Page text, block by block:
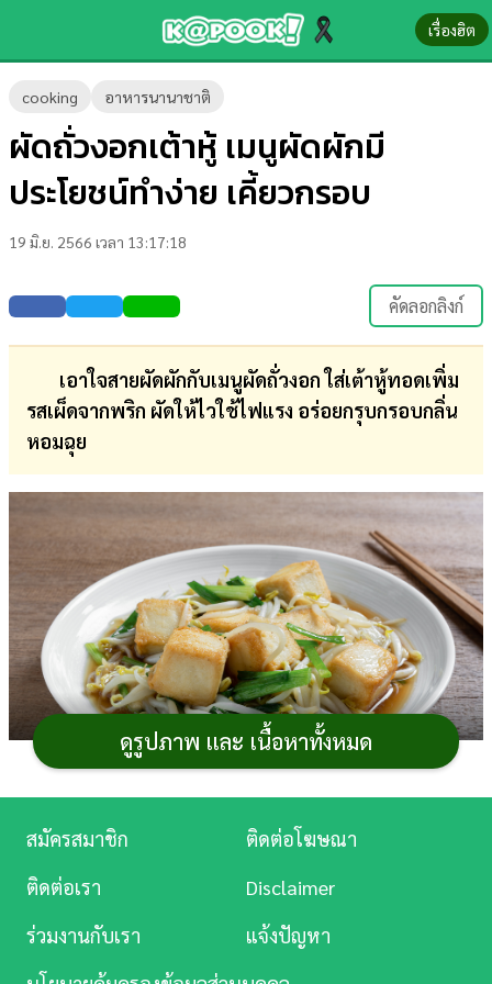
เรื่องฮิต
cooking อาหารนานาชาติ
ผัดถั่วงอกเต้าหู้ เมนูผัดผักมี
ประโยชน์ทำง่าย เคี้ยวกรอบ
19 มิ.ย. 2566 เวลา 13:17:18
คัดลอกลิงก์
เอาใจสายผัดผักกับเมนูผัดถั่วงอก ใส่เต้าหู้ทอดเพิ่ม
รสเผ็ดจากพริก ผัดให้ไวใช้ไฟแรง อร่อยกรุบกรอบกลิ่น
หอมฉุย
ถั่วงอก นอกจากใส่ใน ก๋วยเตี๋ยว อาหารจานเดียว
เอามาทำเมนูผัดถั่วงอกเต้าหู้ เมนูผัดผักมีประโยชน์ สูตรนี้ใส่
สำหรับเต้าหู้เอาไปทอดก่อน บางสูตรก็ไม่ได้เอาไปทอดแล้ว
แต่ความสะดวกเลย ผัดจนถั่วงอกสุกตามต้องการ ถ้าชอบ
ดูรูปภาพ และ เนื้อหาทั้งหมด
ข่าว-
ความ
รู้
บันเทิง
ตรวจ
หวย
ผล
บอล
สด
เงิน
การ
ศึกษา
บันเทิง
ดู
Music
สมัครสมาชิก
ติดต่อโฆษณา
ติดต่อเรา
Disclaimer
ร่วมงานกับเรา
แจ้งปัญหา